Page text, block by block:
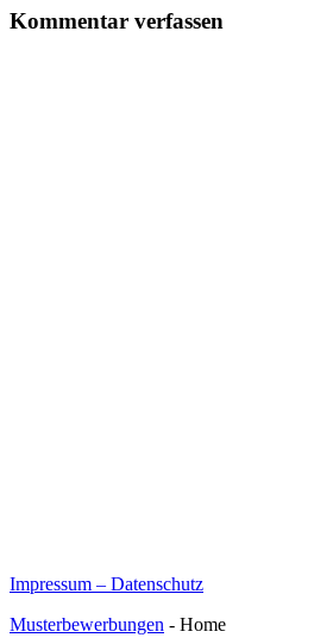
Kommentar verfassen
Impressum – Datenschutz
Musterbewerbungen - Home